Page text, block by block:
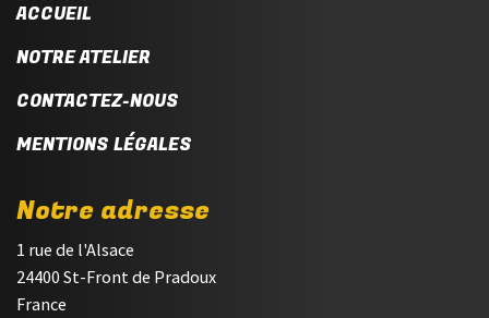
ACCUEIL
NOTRE ATELIER
CONTACTEZ-NOUS
MENTIONS LÉGALES
Notre adresse
1 rue de l'Alsace
24400 St-Front de Pradoux
France